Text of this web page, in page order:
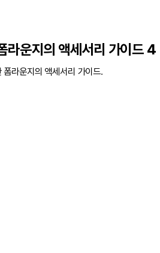
라운지의 액세서리 가이드 4
라운지의 액세서리 가이드.